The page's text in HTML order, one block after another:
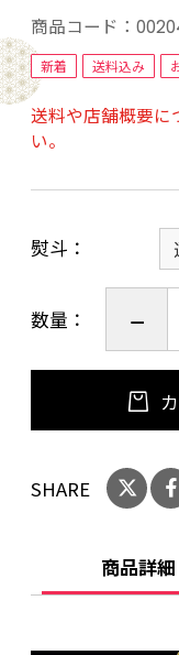
ぴらまぐろ120g
【賞味期限】し
まぐろ・椎茸
180日、料亭の
商品コード：
新着 送料込み
送料や店舗概要に
い。
熨斗
数量：
SHARE
商品詳細